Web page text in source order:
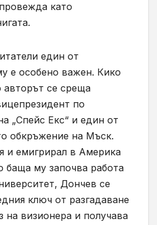
като
един от
е особено важен. Кико
авторът се среща
по
„Спейс Екс“ и един от
обкръжение на Мъск.
и емигрирал в Америка
баща му започва работа
Дончев се
ключ от разгадаване
на визионера и получава